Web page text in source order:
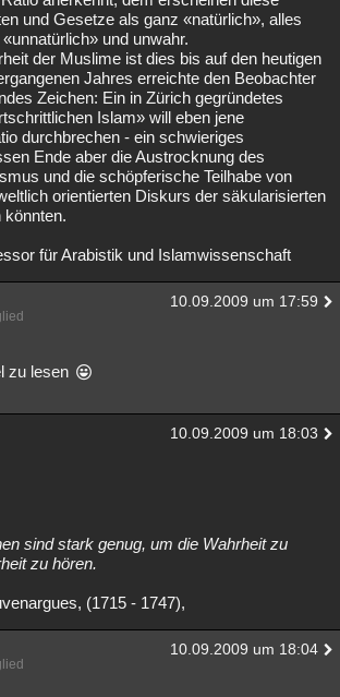
und Gesetze als ganz «natürlich», alles
und unwahr.
der Muslime ist dies bis auf den heutigen
Jahres erreichte den Beobachter
Zeichen: Ein in Zürich gegründetes
Islam» will eben jene
durchbrechen - ein schwieriges
Ende aber die Austrocknung des
und die schöpferische Teilhabe von
orientierten Diskurs der säkularisierten
für Arabistik und Islamwissenschaft
10.09.2009 um 17:59
zu lesen
10.09.2009 um 18:03
sind stark genug, um die Wahrheit zu
zu hören.
(1715 - 1747),
10.09.2009 um 18:04